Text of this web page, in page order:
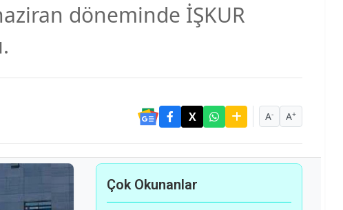
döneminde İŞKUR
A- A+
Çok Okunanlar